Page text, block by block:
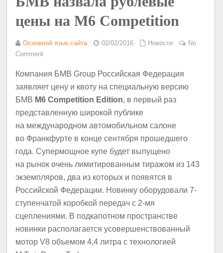
цены на M6 Competition
Основной язык сайта 02/02/2016 Новости
No
Comment
Компания БМВ Group Российская Федерация
заявляет цену и квоту на специальную версию
БМВ M6 Competition Edition, в первый раз
представленную широкой публике
на международном автомобильном салоне
во Франкфурте в конце сентября прошедшего
года. Супермощное купе будет выпущено
на рынок очень лимитированным тиражом из 143
экземпляров, два из которых и появятся в
Российской Федерации. Новинку оборудовали 7-
ступенчатой коробкой передач с 2-мя
сцеплениями. В подкапотном пространстве
новинки располагается усовершенствованный
мотор V8 объемом 4,4 литра с технологией